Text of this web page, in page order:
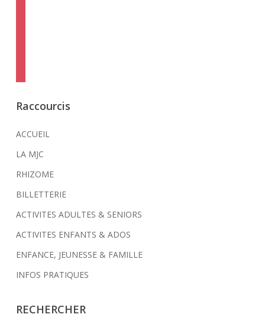
Raccourcis
ACCUEIL
LA MJC
RHIZOME
BILLETTERIE
ACTIVITES ADULTES & SENIORS
ACTIVITES ENFANTS & ADOS
ENFANCE, JEUNESSE & FAMILLE
INFOS PRATIQUES
RECHERCHER